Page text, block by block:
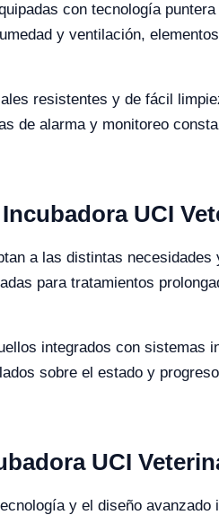
con tecnología
y ventilación,
resistentes y de fácil
de alarma y monitoreo
UCI
a las distintas
para tratamientos
integrados con sistemas
sobre el estado y
UCI
y el diseño